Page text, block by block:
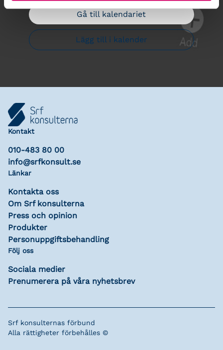
Gå till kalendariet
Lägg till i kalender
Kontakt
010-483 80 00
info@srfkonsult.se
Länkar
Kontakta oss
Om Srf konsulterna
Press och opinion
Produkter
Personuppgiftsbehandling
Följ oss
Sociala medier
Prenumerera på våra nyhetsbrev
Srf konsulternas förbund
Alla rättigheter förbehålles ©